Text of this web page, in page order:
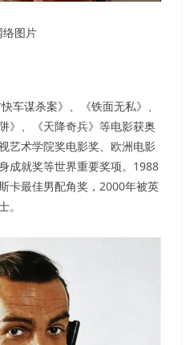
络图片
车谋杀案》、《铁面无私》、
》、《天降奇兵》等电影获奥
艺术学院奖电影奖、欧洲电影
成就奖等世界重要奖项。1988
卡最佳男配角奖，2000年被英
。